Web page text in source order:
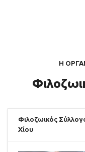
Η
Φιλοζωικός
Χίου